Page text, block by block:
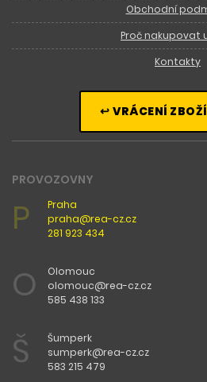
Obchodní
Proč nakupovat
Kontakty
↩ VRÁCENÍ
PROVOZOVNY
P
Praha
praha@rea-cz.cz
281 923 434
O
Olomouc
olomouc@rea-cz.cz
585 438 133
Š
Šumperk
sumperk@rea-cz.cz
583 215 479